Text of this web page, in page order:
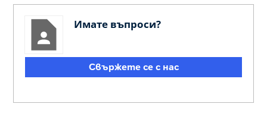
Имате въпроси?
Свържете се с нас